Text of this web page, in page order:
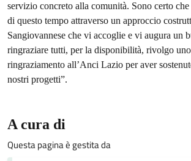
servizio concreto alla comunità. Sono certo che
di questo tempo attraverso un approccio
Sangiovannese che vi accoglie e vi augura un
ringraziare tutti, per la disponibilità, rivolgo
ringraziamento all’Anci Lazio per aver
nostri progetti”.
A cura di
Questa pagina è gestita da